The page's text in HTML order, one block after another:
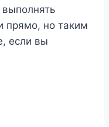
прямо, но таким
если вы